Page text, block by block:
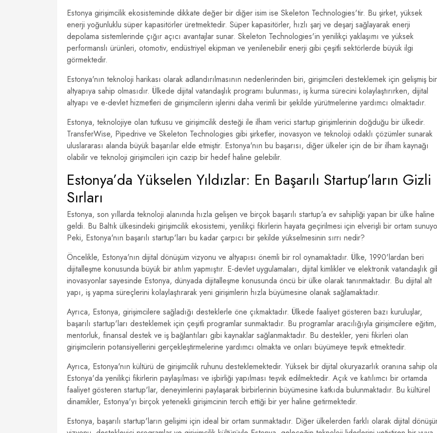
Estonya girişimcilik ekosisteminde dikkate değer bir diğer isim ise Skeleton Technologies'tir. Bu şirket, yüksek
enerji yoğunluklu süper kapasitörler üretmektedir. Süper kapasitörler, hızlı şarj ve deşarj sağlayarak enerji
depolama sistemlerinde çığır açıcı avantajlar sunar. Skeleton Technologies'in yenilikçi yaklaşımı ve yüksek
performanslı ürünleri, otomotiv, endüstriyel ekipman ve yenilenebilir enerji gibi çeşitli sektörlerde büyük ilgi
görmektedir.
Estonya'nın teknoloji harikası olarak adlandırılmasının nedenlerinden biri, girişimcileri desteklemek için gelişmiş bir
altyapıya sahip olmasıdır. Ülkede dijital vatandaşlık programı bulunması, iş kurma sürecini kolaylaştırırken, dijital
altyapı ve e-devlet hizmetleri de girişimcilerin işlerini daha verimli bir şekilde yürütmelerine yardımcı olmaktadır.
Estonya, teknolojiye olan tutkusu ve girişimcilik desteği ile ilham verici startup girişimlerinin doğduğu bir ülkedir.
TransferWise, Pipedrive ve Skeleton Technologies gibi şirketler, inovasyon ve teknoloji odaklı çözümler sunarak
uluslararası alanda büyük başarılar elde etmiştir. Estonya'nın bu başarısı, diğer ülkeler için de bir ilham kaynağı
olabilir ve teknoloji girişimcileri için cazip bir hedef haline gelebilir.
Estonya’da Yükselen Yıldızlar: En Başarılı Startup’ların Gizli
Sırları
Estonya, son yıllarda teknoloji alanında hızla gelişen ve birçok başarılı startup'a ev sahipliği yapan bir ülke haline
geldi. Bu Baltık ülkesindeki girişimcilik ekosistemi, yenilikçi fikirlerin hayata geçirilmesi için elverişli bir ortam
Peki, Estonya'nın başarılı startup'ları bu kadar çarpıcı bir şekilde yükselmesinin sırrı nedir?
Öncelikle, Estonya'nın dijital dönüşüm vizyonu ve altyapısı önemli bir rol oynamaktadır. Ülke, 1990'lardan beri
dijitalleşme konusunda büyük bir atılım yapmıştır. E-devlet uygulamaları, dijital kimlikler ve elektronik vatandaşlık
inovasyonlar sayesinde Estonya, dünyada dijitalleşme konusunda öncü bir ülke olarak tanınmaktadır. Bu dijital alt
yapı, iş yapma süreçlerini kolaylaştırarak yeni girişimlerin hızla büyümesine olanak sağlamaktadır.
Ayrıca, Estonya, girişimcilere sağladığı desteklerle öne çıkmaktadır. Ülkede faaliyet gösteren bazı kuruluşlar,
başarılı startup'ları desteklemek için çeşitli programlar sunmaktadır. Bu programlar aracılığıyla girişimcilere eğitim,
mentorluk, finansal destek ve iş bağlantıları gibi kaynaklar sağlanmaktadır. Bu destekler, yeni fikirleri olan
girişimcilerin potansiyellerini gerçekleştirmelerine yardımcı olmakta ve onları büyümeye teşvik etmektedir.
Ayrıca, Estonya'nın kültürü de girişimcilik ruhunu desteklemektedir. Yüksek bir dijital okuryazarlık oranına sahip
Estonya'da yenilikçi fikirlerin paylaşılması ve işbirliği yapılması teşvik edilmektedir. Açık ve katılımcı bir ortamda
faaliyet gösteren startup'lar, deneyimlerini paylaşarak birbirlerinin büyümesine katkıda bulunmaktadır. Bu kültürel
dinamikler, Estonya'yı birçok yetenekli girişimcinin tercih ettiği bir yer haline getirmektedir.
Estonya, başarılı startup'ların gelişimi için ideal bir ortam sunmaktadır. Diğer ülkelerden farklı olarak dijital